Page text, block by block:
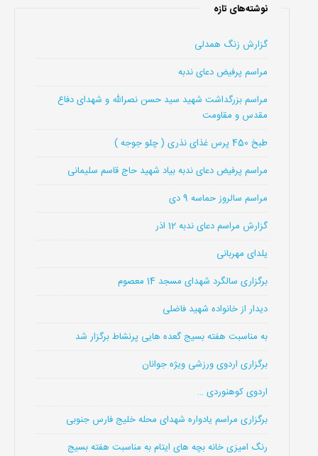
نوشته‌های تازه
گزارش زنگ همدلی
مراسم پرفیض دعای ندبه
مراسم بزرگداشت شهید سید حسن نصرالله و شهدای دفاع
مقدس و مقاومت
طبخ 450 پرس غذای نذری ( چلو جوجه )
مراسم پرفیض دعای ندبه بیاد شهید حاج قاسم سلیمانی
مراسم سالروز حماسه 9 دی
گزارش مراسم دعای ندبه 12 اذر
یلدای مهربانی
برگزاری سالگرد شهدای مسجد 14 معصوم
دیدار از خانواده شهید فاضلی
به مناسبت هفته بسیج گعده هایی پرنشاط برگزار شد
برگزاری اردوی ورزشی ویژه جوانان
اردوی کوهنوردی …
برگزاری مراسم یادواره شهدای محله خلیج فارس جنوبی
رنگ امیزی خانه بچه های ایتام به مناسبت هفته بسیج